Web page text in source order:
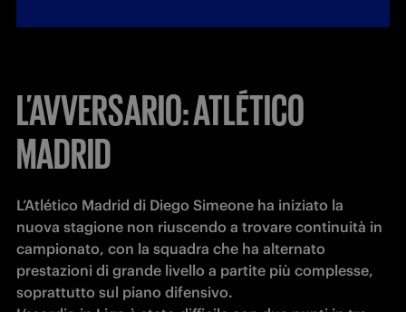
L’AVVERSARIO: ATLÉTICO
MADRID
L’Atlético Madrid di Diego Simeone ha iniziato la
nuova stagione non riuscendo a trovare continuità in
campionato, con la squadra che ha alternato
prestazioni di grande livello a partite più complesse,
soprattutto sul piano difensivo.